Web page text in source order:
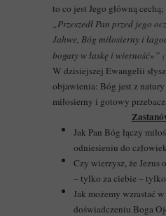
to co jest Jego główną
„Przeszedł Pan przed jego
Jahwe, Bóg miłosierny i
bogaty w łaskę i wierność»”
W dzisiejszej Ewangelii
objawienia: Bóg jest z natury
miłosierny i gotowy
Jak Pan Bóg łączy
odniesieniu do
Czy wierzysz, że Jezus
– tylko za ciebie –
Jak możemy wzrastać
doświadczeniu Boga